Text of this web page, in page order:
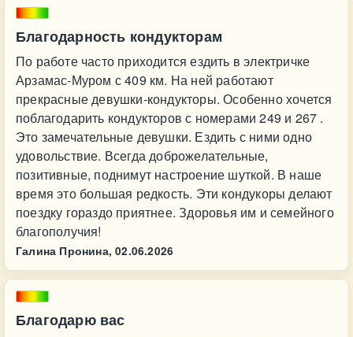
Благодарность кондукторам
По работе часто приходится ездить в электричке
Арзамас-Муром с 409 км. На ней работают
прекрасные девушки-кондукторы. Особенно хочется
поблагодарить кондукторов с номерами 249 и 267 .
Это замечательные девушки. Ездить с ними одно
удовольствие. Всегда доброжелательные,
позитивные, поднимут настроение шуткой. В наше
время это большая редкость. Эти кондукоры делают
поездку гораздо приятнее. Здоровья им и семейного
благополучия!
Галина Пронина, 02.06.2026
Благодарю вас